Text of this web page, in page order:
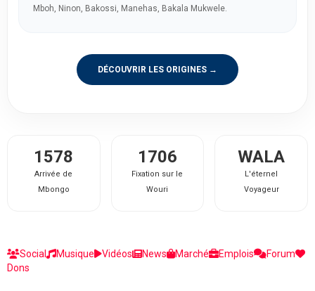
Mboh, Ninon, Bakossi, Manehas, Bakala Mukwele.
DÉCOUVRIR LES ORIGINES →
1578
Arrivée de
Mbongo
1706
Fixation sur le
Wouri
WALA
L'éternel
Voyageur
Social Musique Vidéos News Marché Emplois
Forum
Dons